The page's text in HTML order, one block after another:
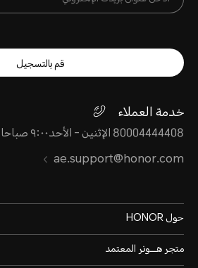
قم بالتسجيل
خدمة العملاء
80004444408 الإثنين - الأحد٩:٠٠ صباحا - ٩:٠٠ مساءً
ae.support@honor.com
حول HONOR
متجر هـــونر المعتمد